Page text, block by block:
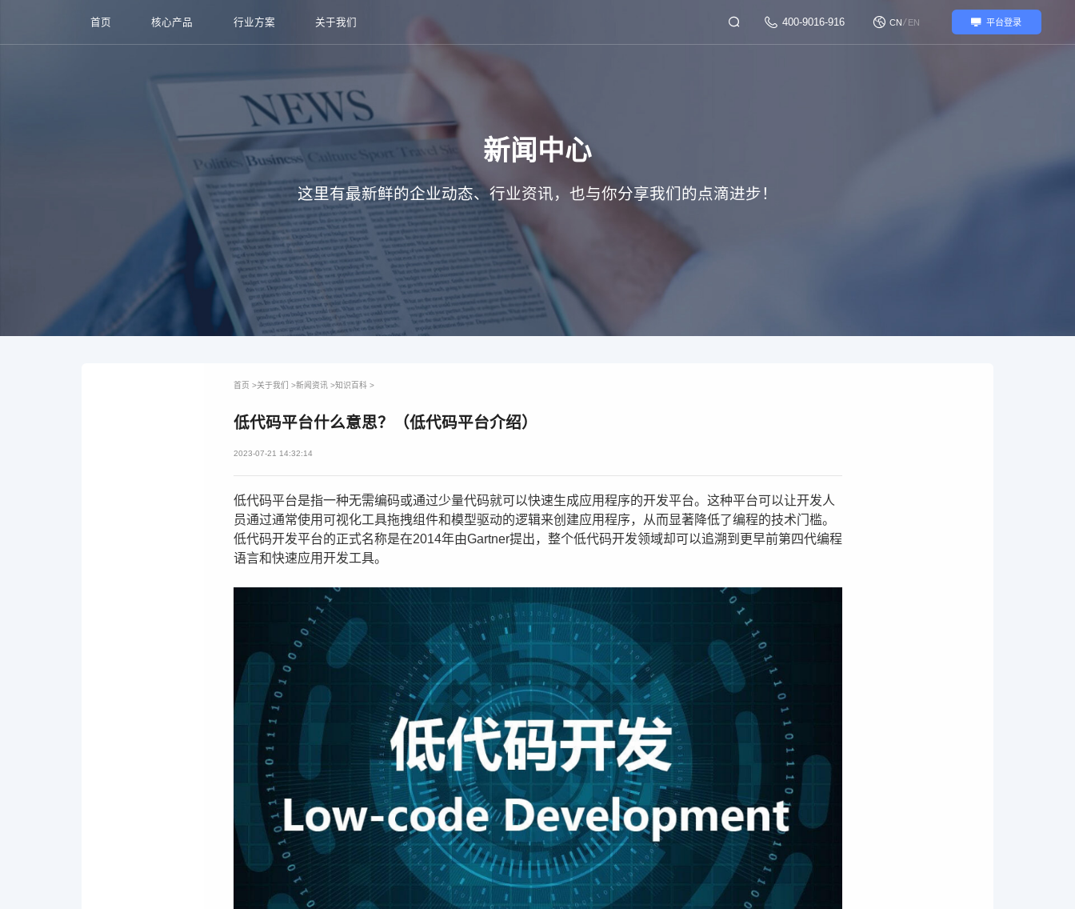
首页 核心产品 行业方案 关于我们 400-9016-916 CN /EN 平台登录
新闻中心
这里有最新鲜的企业动态、行业资讯，也与你分享我们的点滴进步！
首页 >关于我们 >新闻资讯 >知识百科>
低代码平台什么意思？（低代码平台介绍）
2023-07-21 14:32:14
低代码平台是指一种无需编码或通过少量代码就可以快速生成应用程序的开发平台。这种平台可以让开发人
员通过通常使用可视化工具拖拽组件和模型驱动的逻辑来创建应用程序，从而显著降低了编程的技术门槛。
低代码开发平台的正式名称是在2014年由Gartner提出，整个低代码开发领域却可以追溯到更早前第四代编程
语言和快速应用开发工具。